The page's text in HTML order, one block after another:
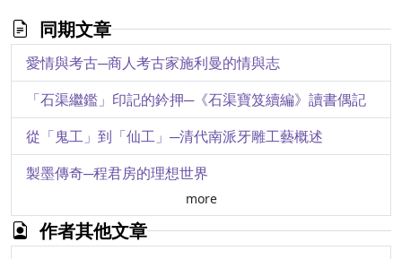
同期文章
愛情與考古─商人考古家施利曼的情與志
「石渠繼鑑」印記的鈐押─《石渠寶笈續編》讀書偶記
從「鬼工」到「仙工」─清代南派牙雕工藝概述
製墨傳奇─程君房的理想世界
風格定器物─元「至正型」青花瓷在西方的整理及實踐
風骨猶昔─玉丁寧館捐贈牙骨竹木雕器選萃之二
more
作者其他文章